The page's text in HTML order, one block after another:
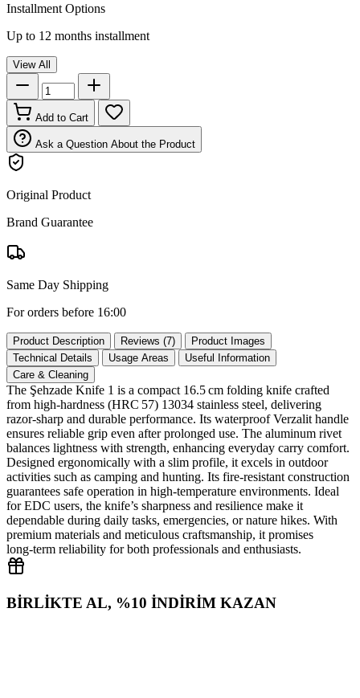
Installment Options
Up to 12 months installment
View All
Add to Cart
Ask a Question About the Product
Original Product
Brand Guarantee
Same Day Shipping
For orders before 16:00
Product Description Reviews (7)
Product Images
Technical Details
Usage Areas
Useful Information
Care & Cleaning
The Şehzade Knife 1 is a compact 16.5 cm folding knife crafted
from high‑hardness (HRC 57) 13034 stainless steel, delivering
razor‑sharp and durable performance. Its waterproof Verzalit handle
ensures reliable grip even after prolonged use. The aluminum rivet
balances lightness with strength, enhancing everyday carry comfort.
Designed ergonomically with a slim profile, it excels in outdoor
activities such as camping and hunting. Its fire‑resistant construction
guarantees safe operation in high‑temperature environments. Ideal
for EDC users, the knife’s sharpness and resilience make it
dependable during daily tasks, emergencies, or nature hikes. With
premium materials and meticulous craftsmanship, it promises
long‑term reliability for both professionals and enthusiasts.
BİRLİKTE AL, %10 İNDİRİM KAZAN